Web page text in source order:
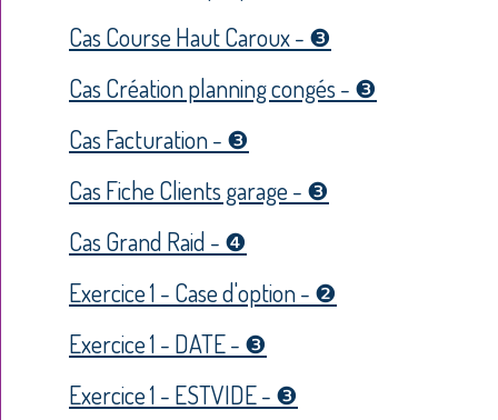
Cas Course Haut Caroux - ❸
Cas Création planning congés - ❸
Cas Facturation - ❸
Cas Fiche Clients garage - ❸
Cas Grand Raid - ❹
Exercice 1 - Case d'option - ❷
Exercice 1 - DATE - ❸
Exercice 1 - ESTVIDE - ❸